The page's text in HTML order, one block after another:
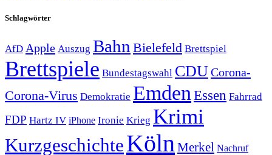
Schlagwörter
AfD Apple Auszug Bahn Bielefeld Brettspiel
Brettspiele Bundestagswahl CDUCorona-
Corona-Virus Demokratie Emden Essen Fahrrad
FDP Hartz IV iPhone Ironie Krieg Krimi
KurzgeschichteKöln Merkel Nachruf